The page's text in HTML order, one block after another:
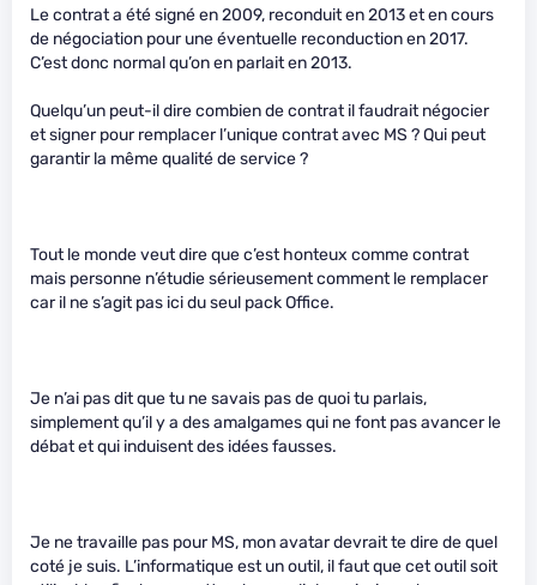
Le contrat a été signé en 2009, reconduit en 2013 et en cours
de négociation pour une éventuelle reconduction en 2017.
C’est donc normal qu’on en parlait en 2013.
Quelqu’un peut-il dire combien de contrat il faudrait négocier
et signer pour remplacer l’unique contrat avec MS ? Qui peut
garantir la même qualité de service ?
Tout le monde veut dire que c’est honteux comme contrat
mais personne n’étudie sérieusement comment le remplacer
car il ne s’agit pas ici du seul pack Office.
Je n’ai pas dit que tu ne savais pas de quoi tu parlais,
simplement qu’il y a des amalgames qui ne font pas avancer le
débat et qui induisent des idées fausses.
Je ne travaille pas pour MS, mon avatar devrait te dire de quel
coté je suis. L’informatique est un outil, il faut que cet outil soit